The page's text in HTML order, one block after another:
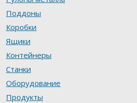
Поддоны
Коробки
Ящики
Контейнеры
Станки
Оборудование
Продукты